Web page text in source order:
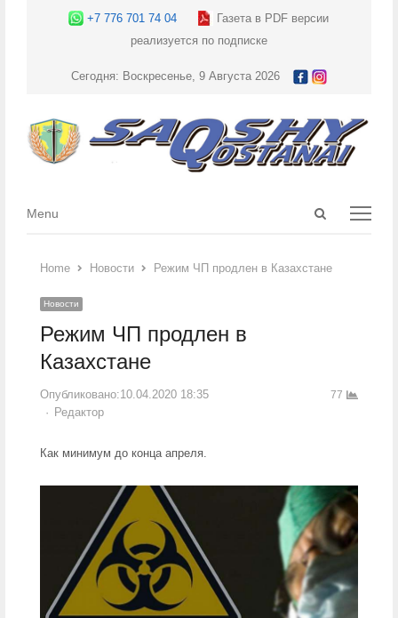
+7 776 701 74 04
Газета в PDF версии
реализуется по подписке
Сегодня: Воскресенье, 9 Августа 2026
Open
Menu
Menu
Home Новости Режим ЧП продлен в Казахстане
Новости
Режим ЧП продлен в
Казахстане
Опубликовано:10.04.2020 18:35
Author
Редактор
77
Как минимум до конца апреля.